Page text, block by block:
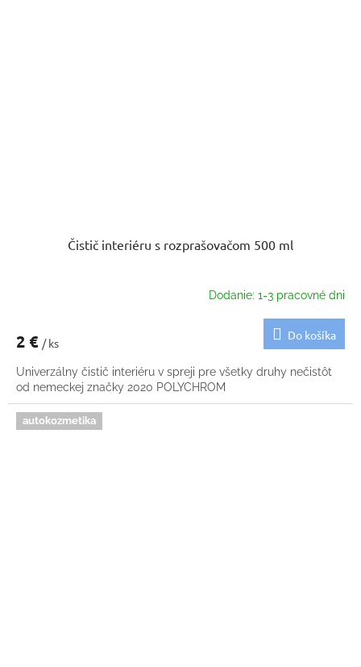
Čistič interiéru s rozprašovačom 500 ml
Dodanie: 1-3 pracovné dni
2 € / ks
Do košíka
Univerzálny čistič interiéru v spreji pre všetky druhy nečistôt
od nemeckej značky 2020 POLYCHROM
autokozmetika